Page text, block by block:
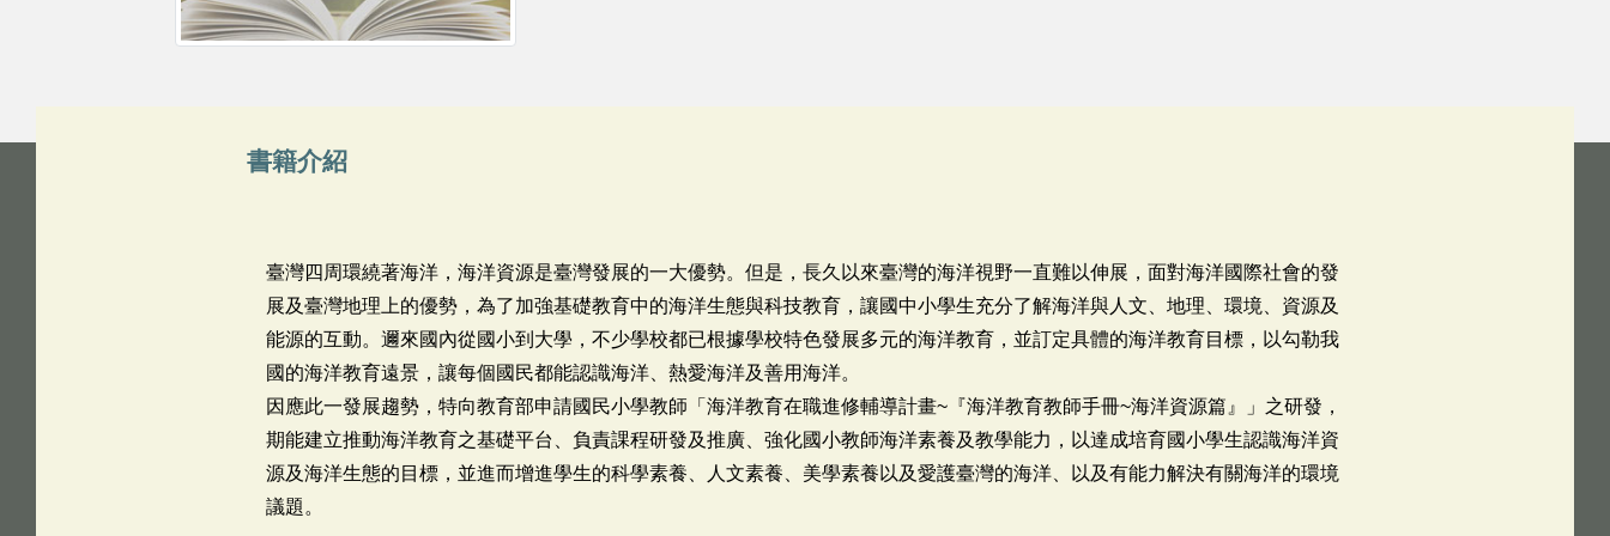
書籍介紹
臺灣四周環繞著海洋，海洋資源是臺灣發展的一大優勢。但是，長久以來臺灣的海洋視野一直難以伸展，面對海洋國際社會的發
展及臺灣地理上的優勢，為了加強基礎教育中的海洋生態與科技教育，讓國中小學生充分了解海洋與人文、地理、環境、資源及
能源的互動。邇來國內從國小到大學，不少學校都已根據學校特色發展多元的海洋教育，並訂定具體的海洋教育目標，以勾勒我
國的海洋教育遠景，讓每個國民都能認識海洋、熱愛海洋及善用海洋。
因應此一發展趨勢，特向教育部申請國民小學教師「海洋教育在職進修輔導計畫~『海洋教育教師手冊~海洋資源篇』」之研發，
期能建立推動海洋教育之基礎平台、負責課程研發及推廣、強化國小教師海洋素養及教學能力，以達成培育國小學生認識海洋資
源及海洋生態的目標，並進而增進學生的科學素養、人文素養、美學素養以及愛護臺灣的海洋、以及有能力解決有關海洋的環境
議題。